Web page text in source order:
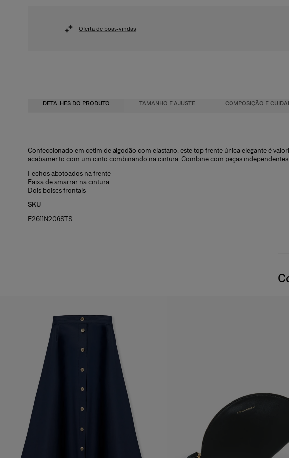
Oferta de boas-vindas
DETALHES DO PRODUTO TAMANHO E AJUSTE COMPOSIÇÃO E
Confeccionado em cetim de algodão com elastano, este top frente única elegante é
acabamento com um cinto combinando na cintura. Combine com peças
Fechos abotoados na frente
Faixa de amarrar na cintura
Dois bolsos frontais
SKU
E2611N206STS
Corte justo
A modelo mede 177 cm/5’9” e veste tamanho 2 US
: 31"
: 60,96 cm
35,5 pol.
100% poliéster
Lave somente a seco
Produzido nos
Estados Unidos da América